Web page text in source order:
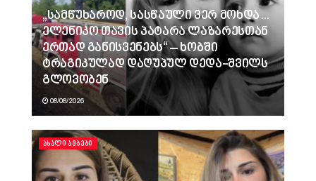
„სამწუხაროდ, სასწაული ვერ მოხდა…
ელენიკო თავის პატარა ლაზარესთან
ერთად განისვენებს“ – ხობში
ტრაგიკულად დაღუპულ დედა-შვილს
გლოვობენ
08/08/2026
ᲐᲮᲐᲚᲘ ᲐᲛᲑᲔᲑᲘ